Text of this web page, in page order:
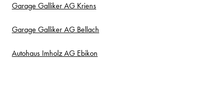
Garage Galliker AG Kriens
Garage Galliker AG Bellach
Autohaus Imholz AG Ebikon